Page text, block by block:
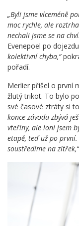
„Byli jsme víceméně
moc rychle, ale
nechali jsme se na
Evenepoel po
kolektivní chyba,“
pořadí.
Merlier přišel o první
žlutý trikot. To bylo
své časové ztráty si
konce závodu zbývá
vteřiny, ale loni jsem
etapě, teď už po
soustředíme na zítřek,“